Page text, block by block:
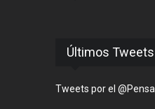
Últimos Tweets
Tweets por el